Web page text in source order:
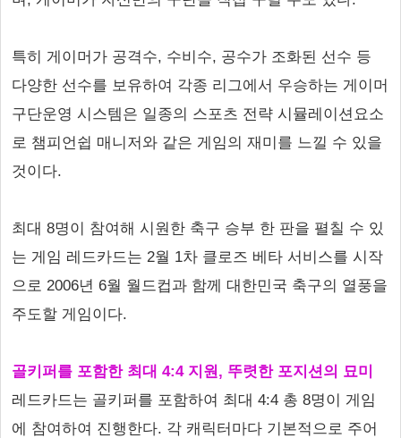
특히 게이머가 공격수, 수비수, 공수가 조화된 선수 등
다양한 선수를 보유하여 각종 리그에서 우승하는 게이머
구단운영 시스템은 일종의 스포츠 전략 시뮬레이션요소
로 챔피언쉽 매니저와 같은 게임의 재미를 느낄 수 있을
것이다.
최대 8명이 참여해 시원한 축구 승부 한 판을 펼칠 수 있
는 게임 레드카드는 2월 1차 클로즈 베타 서비스를 시작
으로 2006년 6월 월드컵과 함께 대한민국 축구의 열풍을
주도할 게임이다.
골키퍼를 포함한 최대 4:4 지원, 뚜렷한 포지션의 묘미
레드카드는 골키퍼를 포함하여 최대 4:4 총 8명이 게임
에 참여하여 진행한다. 각 캐릭터마다 기본적으로 주어